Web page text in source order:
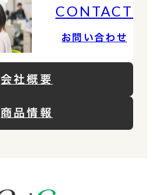
CONTACT
お問い合わせ
会社概要
商品情報